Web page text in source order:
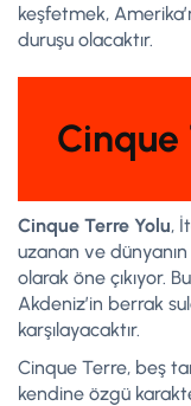
keşfetmek,
duruşu olacaktır.
Cinque
Cinque Terre Yolu,
uzanan ve
olarak öne çıkıyor.
Akdeniz’in berrak
karşılayacaktır.
Cinque Terre, beş
kendine özgü